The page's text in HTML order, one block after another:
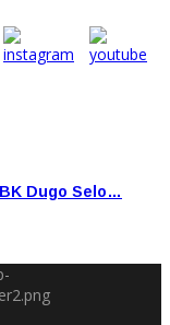
Dugo Selo…